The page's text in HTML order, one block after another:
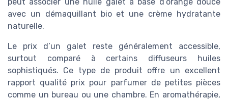
avec un démaquillant bio et une crème hydratante
naturelle.
Le prix d’un galet reste généralement accessible,
surtout comparé à certains diffuseurs huiles
sophistiqués. Ce type de produit offre un excellent
rapport qualité prix pour parfumer de petites pièces
comme un bureau ou une chambre. En aromathérapie,